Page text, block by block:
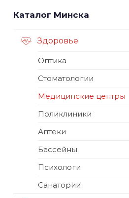
Каталог Минска
Здоровье
Оптика
Стоматологии
Медицинские центры
Поликлиники
Аптеки
Бассейны
Психологи
Санатории